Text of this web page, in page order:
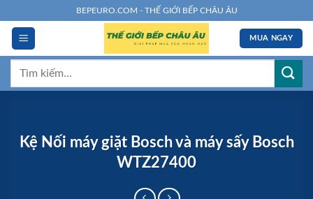
đến
dung
BEPEURO.COM - THẾ GIỚI BẾP CHÂU ÂU
MUA NGAY
Tìm
Kệ Nối máy giặt Bosch và máy sấy Bosch
WTZ27400